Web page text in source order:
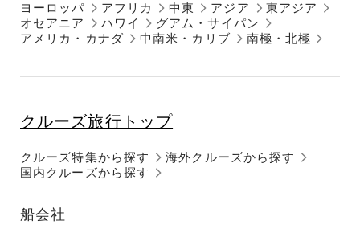
ヨーロッパ アフリカ 中東 アジア
東アジア
オセアニア
ハワイ
グアム・サイパン
アメリカ・カナダ
中南米・カリブ 南極・北極
クルーズ旅行トップ
クルーズ特集から探す
国内クルーズから探す
海外クルーズから探す
船会社